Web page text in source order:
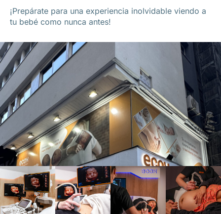
¡Prepárate para una experiencia inolvidable viendo a
tu bebé como nunca antes!